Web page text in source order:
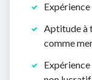
Aptitude à
comme